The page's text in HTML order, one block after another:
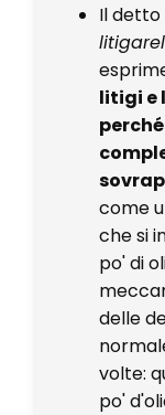
Il detto
litigi e
come
che si
po' di
delle
volte:
po'